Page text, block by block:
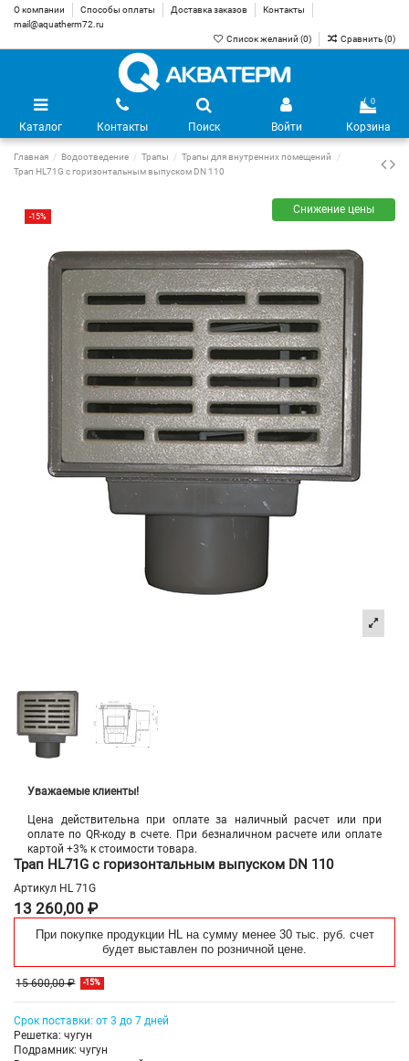
О компании Способы оплаты Доставка заказов
Контакты
mail@aquatherm72.ru
Список желаний (0) Сравнить (0)
Каталог Контакты Поиск Войти
0
Корзина
Главная Водоотведение Трапы
Трапы для внутренних помещений
Трап HL71G с горизонтальным выпуском DN 110
-15%
Снижение цены
Уважаемые клиенты!
Цена действительна при оплате за наличный расчет или при
оплате по QR-коду в счете. При безналичном расчете или оплате
картой +3% к стоимости товара.
Трап HL71G с горизонтальным выпуском DN 110
Артикул HL 71G
13 260,00 ₽
При покупке продукции HL на сумму менее 30 тыс. руб. счет
будет выставлен по розничной цене.
15 600,00 ₽ -15%
Срок поставки: от 3 до 7 дней
Решетка: чугун
Подрамник: чугун